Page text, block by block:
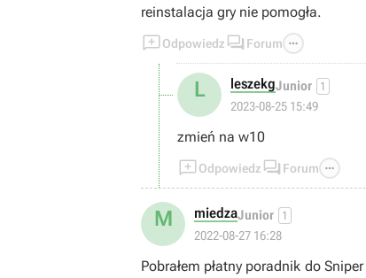
reinstalacja gry nie pomogła.
Odpowiedz  Forum 
L leszekgJunior 1
2023-08-25 15:49
zmień na w10
Odpowiedz  Forum 
M miedzaJunior 1
2022-08-27 16:28
Pobrałem płatny poradnik do